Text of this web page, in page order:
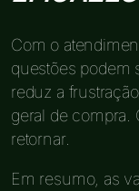
Com o
questões podem
reduz a
geral de compra.
retornar.
Em resumo, as